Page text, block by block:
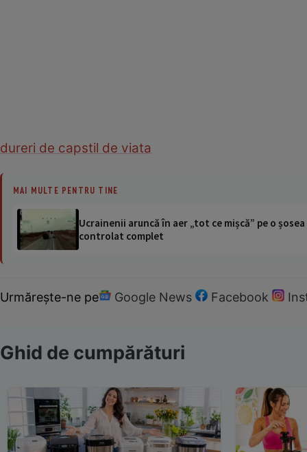
dureri de capstil de viata
MAI MULTE PENTRU TINE
Ucrainenii aruncă în aer „tot ce mișcă” pe o
controlat complet
Urmărește-ne pe Google News Facebook
Ghid de cumpărături